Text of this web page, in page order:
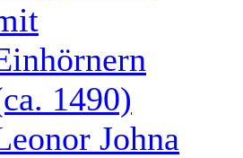
1490)
Johna